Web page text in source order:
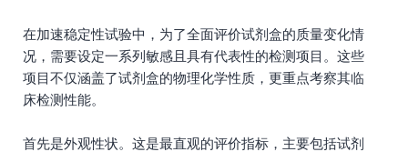
在加速稳定性试验中，为了全面评价试剂盒的质量变化情
况，需要设定一系列敏感且具有代表性的检测项目。这些
项目不仅涵盖了试剂盒的物理化学性质，更重点考察其临
床检测性能。
首先是外观性状。这是最直观的评价指标，主要包括试剂